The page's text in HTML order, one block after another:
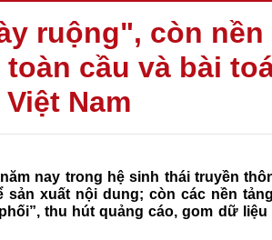
ruộng", còn nền
cầu và bài
Nam
nay trong hệ sinh thái truyền
xuất nội dung; còn các nền
thu hút quảng cáo, gom dữ